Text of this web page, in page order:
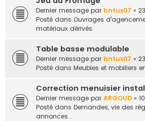
Dernier message par bntux07 «
Posté dans Ouvrages
matériaux dérivés
Table basse modulable
Dernier message par bntux07 «
Posté dans Meubles et mobiliers
Correction menuisier
Dernier message par ARGOUD «
Posté dans Demandes, vie des
annonces...